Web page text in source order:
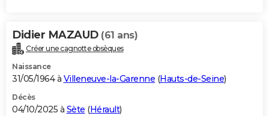
Didier MAZAUD (61 ans)
Créer une cagnotte obsèques
Naissance
31/05/1964 à Villeneuve-la-Garenne (Hauts-de-Seine)
Décès
04/10/2025 à Sète (Hérault)